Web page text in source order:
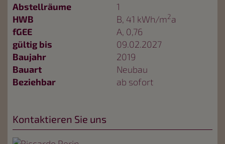
Abstellräume
1
HWB
B, 41 kWh/m2a
fGEE
A, 0,76
gültig bis
09.02.2027
Baujahr
2019
Bauart
Neubau
Beziehbar
ab sofort
Kontaktieren Sie uns